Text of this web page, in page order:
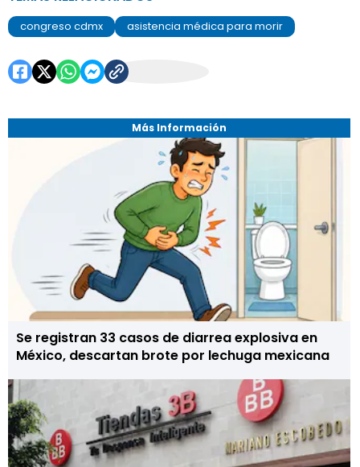
Más Información
Se registran 33 casos de diarrea explosiva en
México, descartan brote por lechuga mexicana
congreso cdmx asistencia médica para morir